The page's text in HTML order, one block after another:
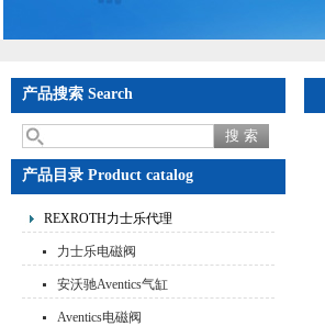
产品搜索 Search
产品目录 Product catalog
REXROTH力士乐代理
力士乐电磁阀
安沃驰Aventics气缸
Aventics电磁阀